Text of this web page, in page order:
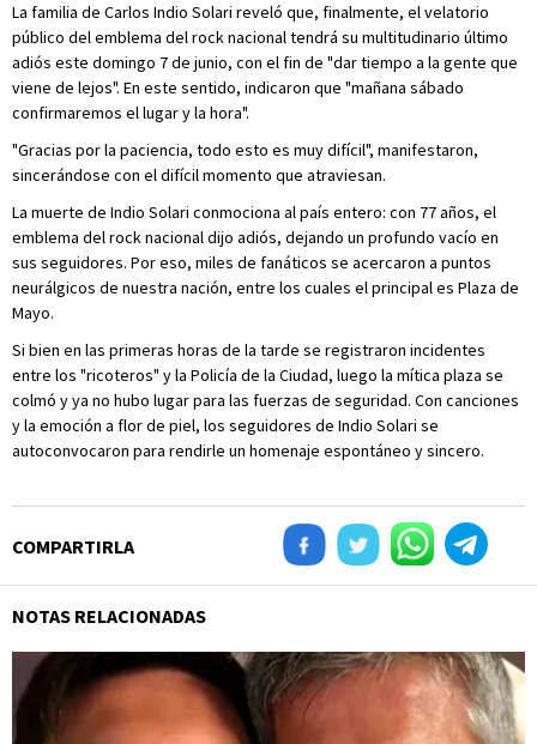
La familia de Carlos Indio Solari reveló que, finalmente, el velatorio
público del emblema del rock nacional tendrá su multitudinario último
adiós este domingo 7 de junio, con el fin de "dar tiempo a la gente que
viene de lejos". En este sentido, indicaron que "mañana sábado
confirmaremos el lugar y la hora".
"Gracias por la paciencia, todo esto es muy difícil", manifestaron,
sincerándose con el difícil momento que atraviesan.
La muerte de Indio Solari conmociona al país entero: con 77 años, el
emblema del rock nacional dijo adiós, dejando un profundo vacío en
sus seguidores. Por eso, miles de fanáticos se acercaron a puntos
neurálgicos de nuestra nación, entre los cuales el principal es Plaza de
Mayo.
Si bien en las primeras horas de la tarde se registraron incidentes
entre los "ricoteros" y la Policía de la Ciudad, luego la mítica plaza se
colmó y ya no hubo lugar para las fuerzas de seguridad. Con canciones
y la emoción a flor de piel, los seguidores de Indio Solari se
autoconvocaron para rendirle un homenaje espontáneo y sincero.
COMPARTIRLA
NOTAS RELACIONADAS